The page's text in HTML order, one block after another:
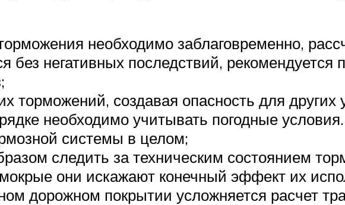
необходимо заблаговременно,
без негативных последствий,
торможений, создавая опасность для
необходимо учитывать погодные
системы в целом;
следить за техническим состоянием
они искажают конечный эффект их
дорожном покрытии усложняется расчет